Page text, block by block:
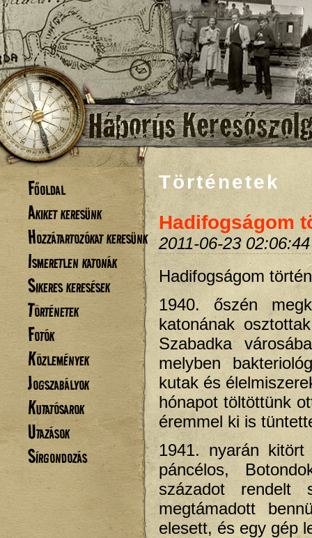
Főoldal
Akiket keresünk
Hozzátartozókat keresünk
Ismeretlen katonák
Sikeres keresések
Történetek
Fotók
Közlemények
Jogszabályok
Kutatósarok
Utazások
Sírgondozás
Történetek
Hadifogságom
2011-06-23 02:06:44
Hadifogságom
1940. őszén
katonának
Szabadka
melyben
kutak és
hónapot töltöttünk
éremmel ki is
1941. nyarán
páncélos,
századot rendelt
megtámadott
elesett, és egy gép